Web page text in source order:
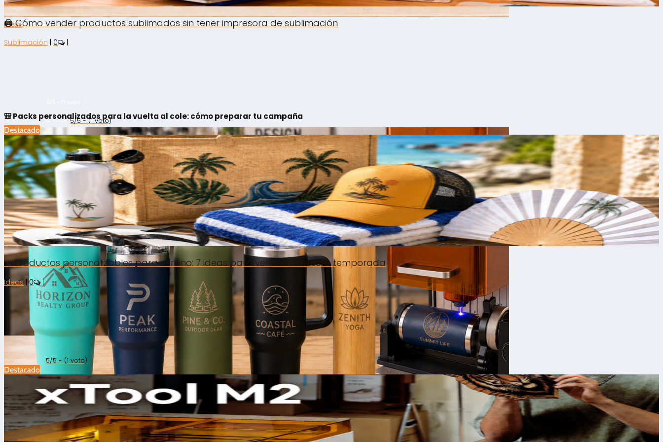
Ideas | 0
🎒 Packs personalizados para la vuelta al cole: cómo preparar tu campaña
Grabado y corte láser|Ideas | 0 |
🖨️ Cómo vender productos sublimados sin tener impresora de sublimación
Sublimación 0
5/5 - (1 voto)
Destacado
☀️ Productos personalizables para verano: 7 ideas para vender más esta temporada
Ideas 0 |
5/5 - (1 voto)
Destacado